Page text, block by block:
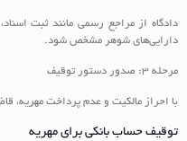
دادگاه از مراجع رسمی مانند ثبت
دارایی‌های شوهر مشخص شود.
مرحله 3: صدور دستور توقیف
با احراز مالکیت و عدم پرداخت مهریه،
توقیف حساب بانکی برای مهریه